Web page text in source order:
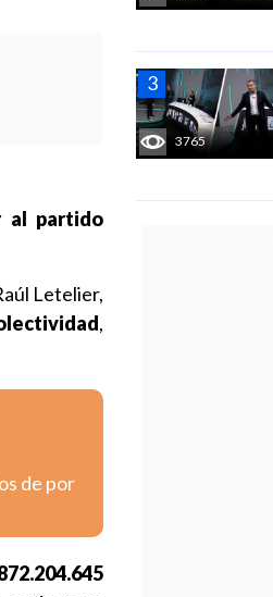
3765
al partido
Letelier,
,
de por